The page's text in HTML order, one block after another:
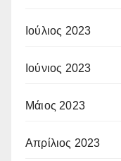
Ιούλιος 2023
Ιούνιος 2023
Μάιος 2023
Απρίλιος 2023